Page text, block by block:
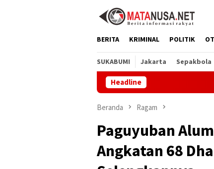
BERITA KRIMINAL POLITIK
SUKABUMI Jakarta Sepakbola
Headline Melalui
Beranda Ragam
Paguyuban
Angkatan 68